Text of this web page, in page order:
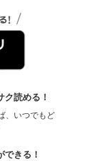
読める！
、いつでもど
きる！